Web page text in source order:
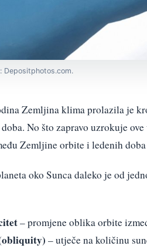
Depositphotos.com.
Zemljina klima prolazila je
No što zapravo uzrokuje
Zemljine orbite i ledenih
oko Sunca daleko je od
– promjene oblika orbite
– utječe na količinu